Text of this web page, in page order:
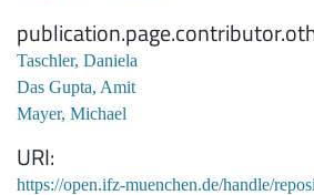
Taschler, Daniela
Das Gupta, Amit
Mayer, Michael
URI
https://open.ifz-muenchen.de/handle/